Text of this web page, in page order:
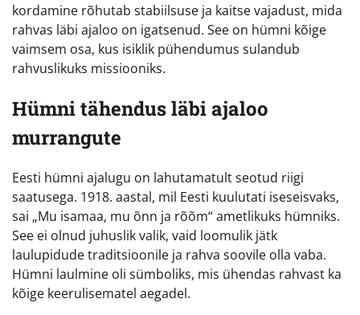
kordamine rõhutab stabiilsuse ja kaitse vajadust, mida
rahvas läbi ajaloo on igatsenud. See on hümni kõige
vaimsem osa, kus isiklik pühendumus sulandub
rahvuslikuks missiooniks.
Hümni tähendus läbi ajaloo
murrangute
Eesti hümni ajalugu on lahutamatult seotud riigi
saatusega. 1918. aastal, mil Eesti kuulutati iseseisvaks,
sai „Mu isamaa, mu õnn ja rõõm“ ametlikuks hümniks.
See ei olnud juhuslik valik, vaid loomulik jätk
laulupidude traditsioonile ja rahva soovile olla vaba.
Hümni laulmine oli sümboliks, mis ühendas rahvast ka
kõige keerulisematel aegadel.